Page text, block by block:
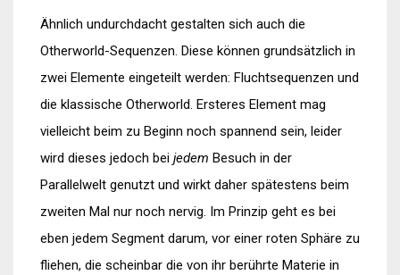
Ähnlich undurchdacht gestalten sich auch die
Otherworld-Sequenzen. Diese können grundsätzlich in
zwei Elemente eingeteilt werden: Fluchtsequenzen und
die klassische Otherworld. Ersteres Element mag
vielleicht beim zu Beginn noch spannend sein, leider
wird dieses jedoch bei jedem Besuch in der
Parallelwelt genutzt und wirkt daher spätestens beim
zweiten Mal nur noch nervig. Im Prinzip geht es bei
eben jedem Segment darum, vor einer roten Sphäre zu
fliehen, die scheinbar die von ihr berührte Materie in